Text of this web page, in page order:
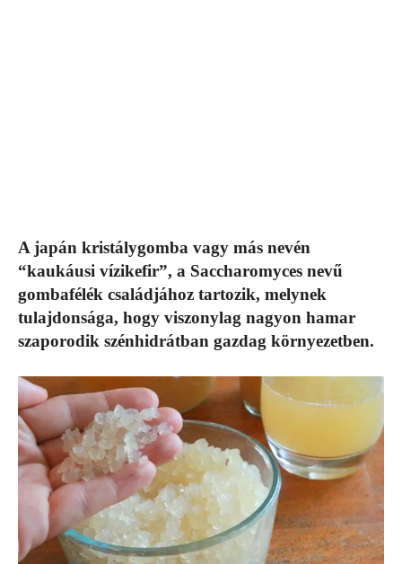
A japán kristálygomba vagy más nevén
“kaukáusi vízikefir”, a Saccharomyces nevű
gombafélék családjához tartozik, melynek
tulajdonsága, hogy viszonylag nagyon hamar
szaporodik szénhidrátban gazdag környezetben.